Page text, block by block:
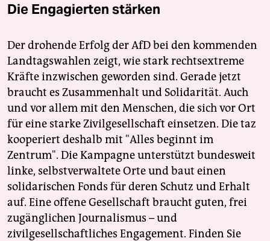
Die Engagierten stärken
Der drohende Erfolg der AfD bei den kommenden
Landtagswahlen zeigt, wie stark rechtsextreme
Kräfte inzwischen geworden sind. Gerade jetzt
braucht es Zusammenhalt und Solidarität. Auch
und vor allem mit den Menschen, die sich vor Ort
für eine starke Zivilgesellschaft einsetzen. Die taz
kooperiert deshalb mit "Alles beginnt im
Zentrum". Die Kampagne unterstützt bundesweit
linke, selbstverwaltete Orte und baut einen
solidarischen Fonds für deren Schutz und Erhalt
auf. Eine offene Gesellschaft braucht guten, frei
zugänglichen Journalismus – und
zivilgesellschaftliches Engagement. Finden Sie